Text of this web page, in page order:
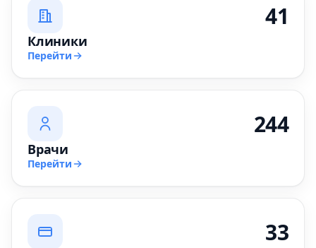
41
Клиники
Перейти
244
Врачи
Перейти
33